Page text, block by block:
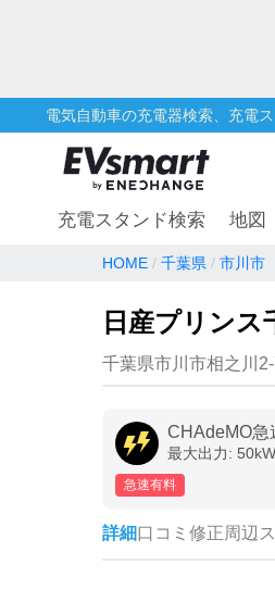
電気自動車の充電器検索、充電
充電スタンド検索 地図
HOME 千葉県 市川市
日産プリンス
千葉県市川市相之川
CHAdeMO急
最大出力: 50kW
急速有料
詳細口コミ 修正周辺